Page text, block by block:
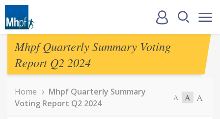
Mhpf Quarterly Summary Voting
Report Q2 2024
Home
Mhpf Quarterly Summary
Voting Report Q2 2024
A A A